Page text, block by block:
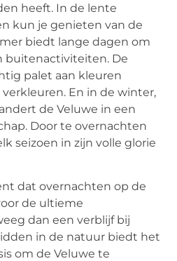
heeft. In de lente
kun je genieten van de
biedt lange dagen om
buitenactiviteiten. De
palet aan kleuren
En in de winter,
de Veluwe in een
Door te overnachten
seizoen in zijn volle glorie
dat overnachten op de
de ultieme
dan een verblijf bij
in de natuur biedt het
om de Veluwe te